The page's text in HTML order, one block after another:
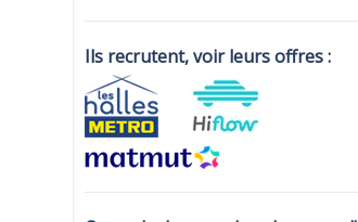
Ils recrutent, voir leurs offres :